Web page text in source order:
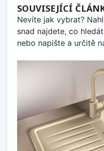
SOUVISEJÍCÍ
Nevíte jak vybrat?
snad najdete, co
nebo napište a určitě